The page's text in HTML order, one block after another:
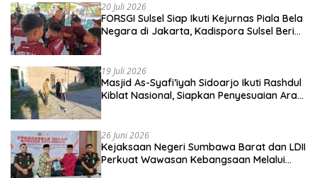
20 Juli 2026
FORSGI Sulsel Siap Ikuti Kejurnas Piala Bela
Negara di Jakarta, Kadispora Sulsel Beri
19 Juli 2026
Masjid As-Syafi’iyah Sidoarjo Ikuti Rashdul
Kiblat Nasional, Siapkan Penyesuaian Arah
26 Juni 2026
Kejaksaan Negeri Sumbawa Barat dan LDII
Perkuat Wawasan Kebangsaan Melalui